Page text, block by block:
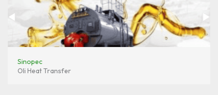
Sinopec
Oli Heat Transfer